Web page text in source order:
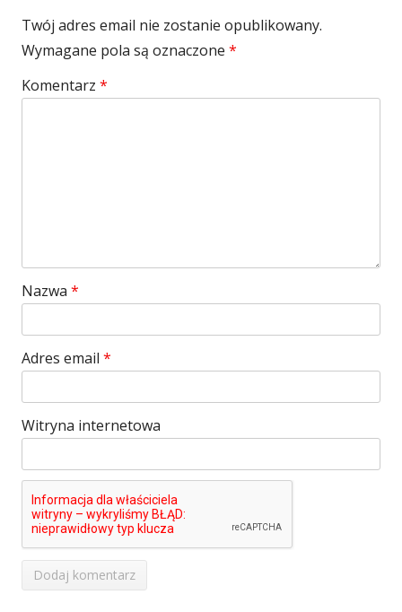
Twój adres email nie zostanie opublikowany.
Wymagane pola są oznaczone *
Komentarz *
Nazwa *
Adres email *
Witryna internetowa